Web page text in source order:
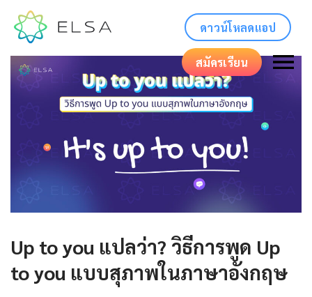
ดาวน์โหลดแอป
สมัครเรียน
Up to you แปลว่า? วิธีการพูด Up
to you แบบสุภาพในภาษาอังกฤษ